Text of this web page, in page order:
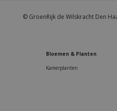
© GroenRijk de Wilskracht Den
Bloemen & Planten
Kamerplanten